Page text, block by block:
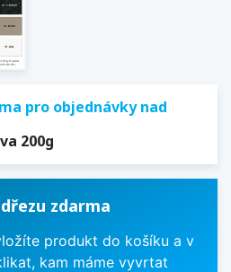
pro objednávky nad
200g
zdarma
produkt do košíku a v
kam máme vyvrtat